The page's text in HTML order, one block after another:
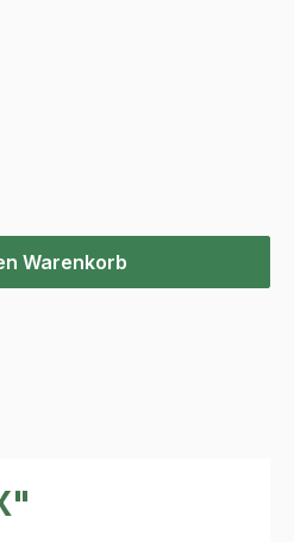
oder benutze die Schaltflächen
Warenkorb